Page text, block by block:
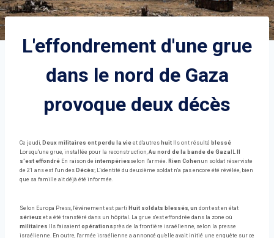
L'effondrement d'une grue
dans le nord de Gaza
provoque deux décès
Ce jeudi, Deux militaires ont perdu la vie et d'autres huit Ils ont résulté blessé
Lorsqu'une grue, installée pour la reconstruction, Au nord de la bande de Gaza IL
s'est effondré En raison de intempéries selon l'armée. Rien Cohen un soldat réserviste
de 21 ans est l'un des Décès; L'identité du deuxième soldat n'a pas encore été révélée, bien
que sa famille ait déjà été informée.
Selon Europa Press, l'événement est parti Huit soldats blessés, un dont est en état
sérieux et a été transféré dans un hôpital. La grue s'est effondrée dans la zone où
militaires Ils faisaient opérations près de la frontière israélienne, selon la presse
israélienne. En outre, l'armée israélienne a annoncé qu'elle avait initié une enquête sur ce